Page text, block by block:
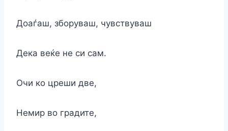
Доаѓаш, зборуваш, чувствуваш
Дека веќе не си сам.
Очи ко цреши две,
Немир во градите,